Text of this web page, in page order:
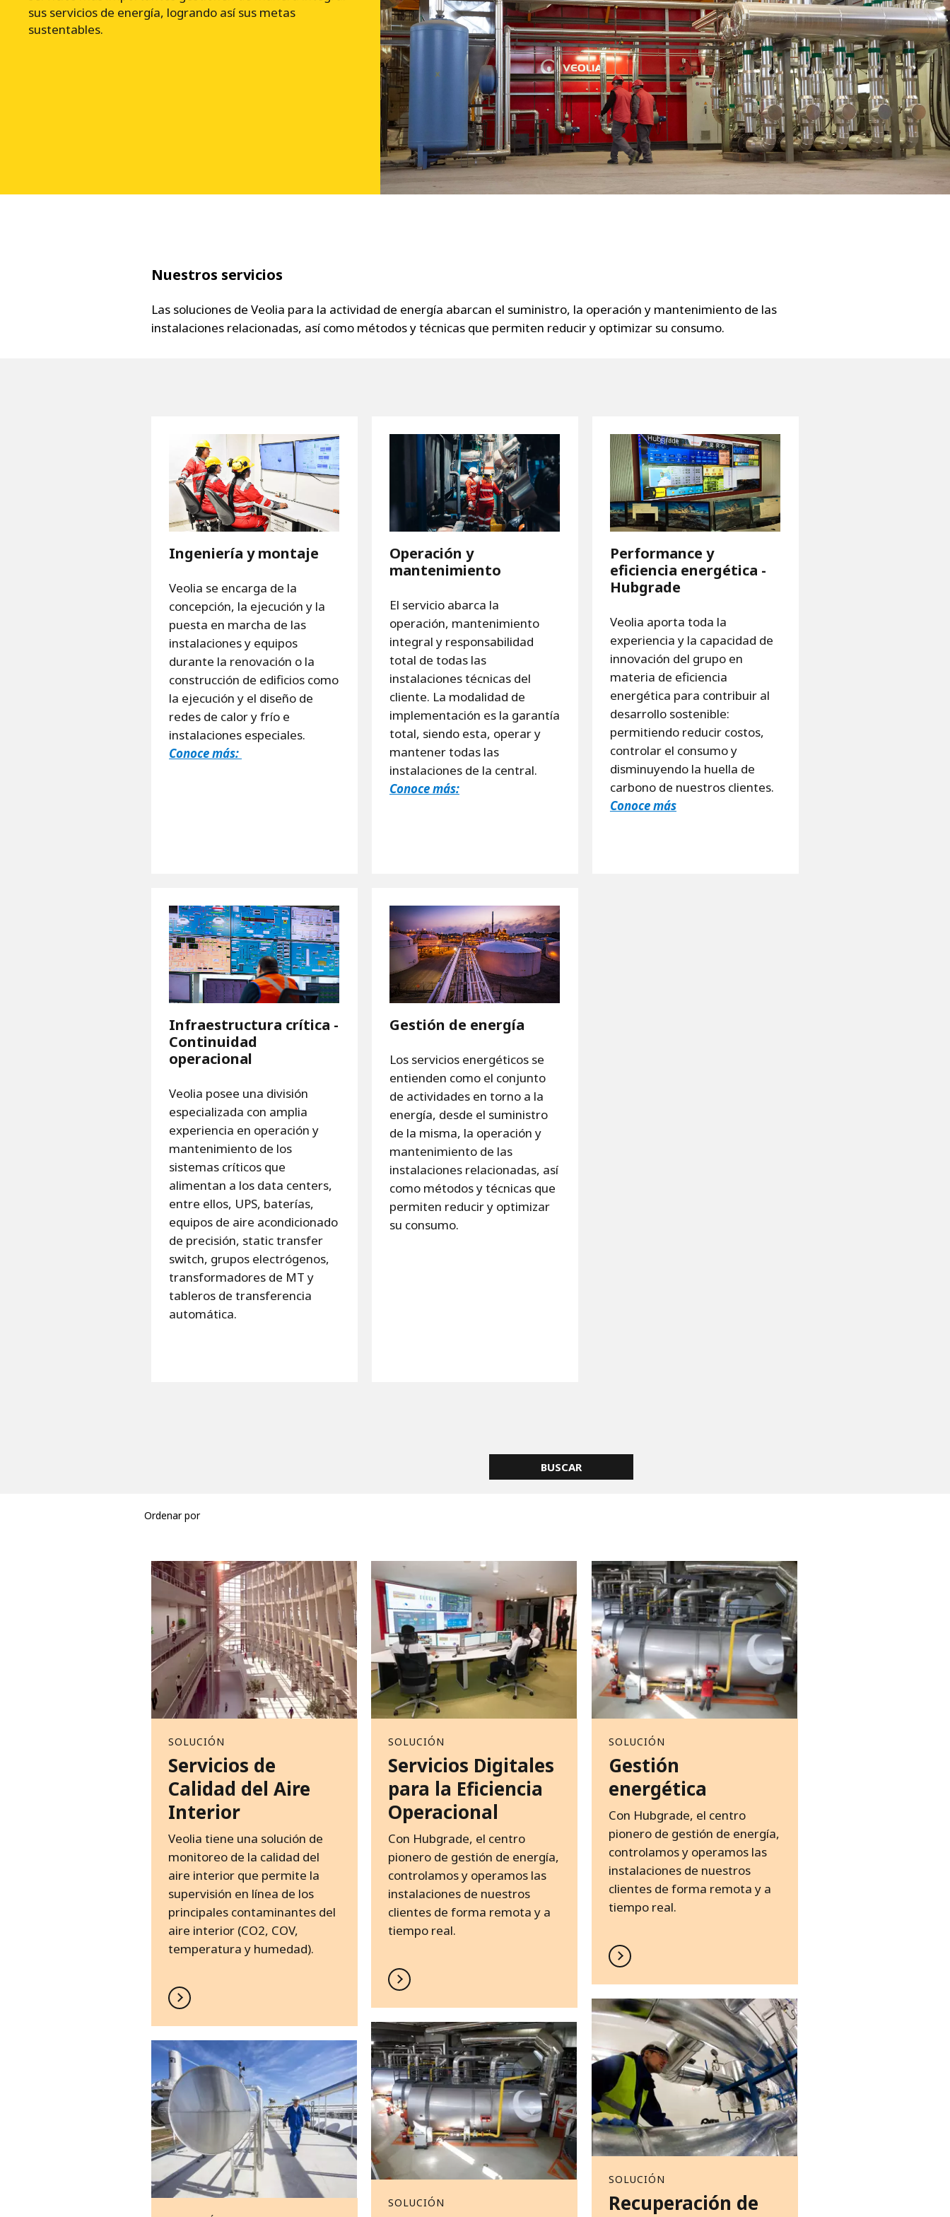
WATER TECHNOLOGIES
sus servicios de energía, logrando así sus metas
sustentables.
Nuestros servicios
Las soluciones de Veolia para la actividad de energía abarcan el suministro, la operación y mantenimiento de las
instalaciones relacionadas, así como métodos y técnicas que permiten reducir y optimizar su consumo.
Ingeniería y montaje
Veolia se encarga de la
concepción, la ejecución y la
puesta en marcha de las
instalaciones y equipos
durante la renovación o la
construcción de edificios como
la ejecución y el diseño de
redes de calor y frío e
instalaciones especiales.
Conoce más:
Operación y
mantenimiento
El servicio abarca la
operación, mantenimiento
integral y responsabilidad
total de todas las
instalaciones técnicas del
cliente. La modalidad de
implementación es la garantía
total, siendo esta, operar y
mantener todas las
instalaciones de la central.
Conoce más:
Performance y
eficiencia energética -
Hubgrade
Veolia aporta toda la
experiencia y la capacidad de
innovación del grupo en
materia de eficiencia
energética para contribuir al
desarrollo sostenible:
permitiendo reducir costos,
controlar el consumo y
disminuyendo la huella de
carbono de nuestros clientes.
Conoce más
Infraestructura crítica -
Continuidad
operacional
Veolia posee una división
especializada con amplia
experiencia en operación y
mantenimiento de los
sistemas críticos que
alimentan a los data centers,
entre ellos, UPS, baterías,
equipos de aire acondicionado
de precisión, static transfer
switch, grupos electrógenos,
transformadores de MT y
tableros de transferencia
automática.
Gestión de energía
Los servicios energéticos se
entienden como el conjunto
de actividades en torno a la
energía, desde el suministro
de la misma, la operación y
mantenimiento de las
instalaciones relacionadas, así
como métodos y técnicas que
permiten reducir y optimizar
su consumo.
Ordenar por
SOLUCIÓN
Servicios de
Calidad del Aire
Interior
Veolia tiene una solución de
monitoreo de la calidad del
aire interior que permite la
supervisión en línea de los
principales contaminantes del
aire interior (CO2, COV,
temperatura y humedad).
SOLUCIÓN
Servicios Digitales
para la Eficiencia
Operacional
Con Hubgrade, el centro
pionero de gestión de energía,
controlamos y operamos las
instalaciones de nuestros
clientes de forma remota y a
tiempo real.
SOLUCIÓN
Gestión
energética
Con Hubgrade, el centro
pionero de gestión de energía,
controlamos y operamos las
instalaciones de nuestros
clientes de forma remota y a
tiempo real.
SOLUCIÓN
SOLUCIÓN
Recuperación de